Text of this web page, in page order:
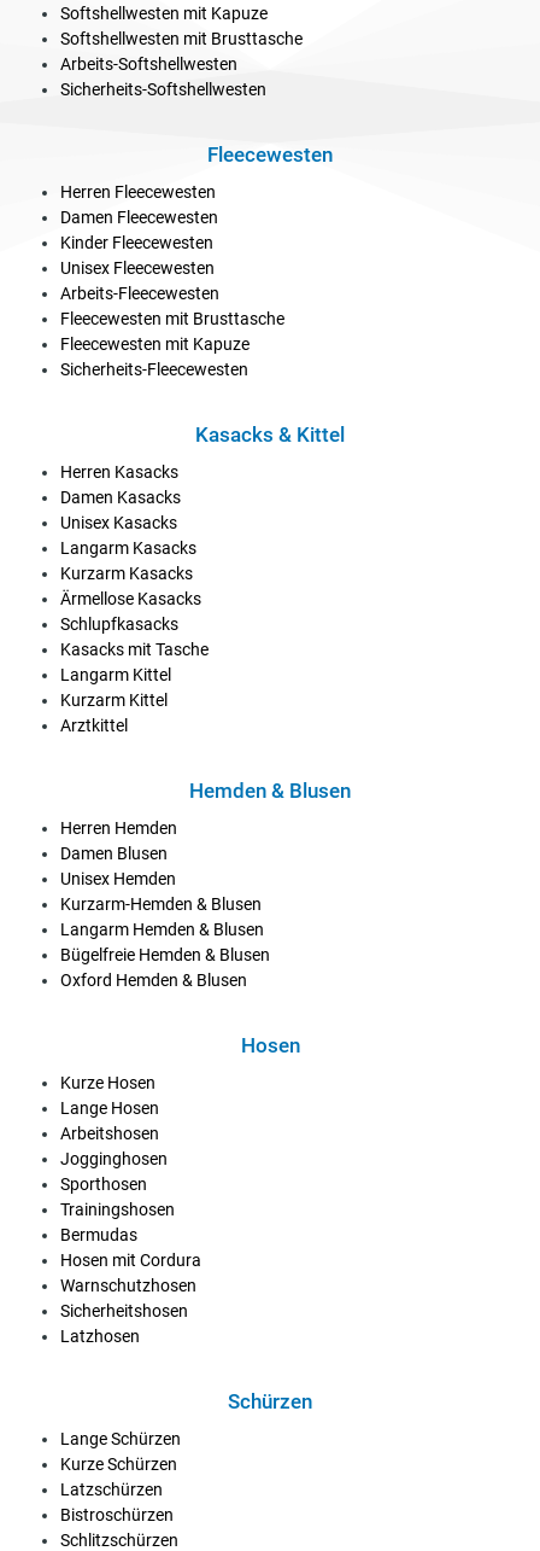
Softshellwesten mit Kapuze
Softshellwesten mit Brusttasche
Arbeits-Softshellwesten
Sicherheits-Softshellwesten
Fleecewesten
Herren Fleecewesten
Damen Fleecewesten
Kinder Fleecewesten
Unisex Fleecewesten
Arbeits-Fleecewesten
Fleecewesten mit Brusttasche
Fleecewesten mit Kapuze
Sicherheits-Fleecewesten
Kasacks & Kittel
Herren Kasacks
Damen Kasacks
Unisex Kasacks
Langarm Kasacks
Kurzarm Kasacks
Ärmellose Kasacks
Schlupfkasacks
Kasacks mit Tasche
Langarm Kittel
Kurzarm Kittel
Arztkittel
Hemden & Blusen
Herren Hemden
Damen Blusen
Unisex Hemden
Kurzarm-Hemden & Blusen
Langarm Hemden & Blusen
Bügelfreie Hemden & Blusen
Oxford Hemden & Blusen
Hosen
Kurze Hosen
Lange Hosen
Arbeitshosen
Jogginghosen
Sporthosen
Trainingshosen
Bermudas
Hosen mit Cordura
Warnschutzhosen
Sicherheitshosen
Latzhosen
Schürzen
Lange Schürzen
Kurze Schürzen
Latzschürzen
Bistroschürzen
Schlitzschürzen